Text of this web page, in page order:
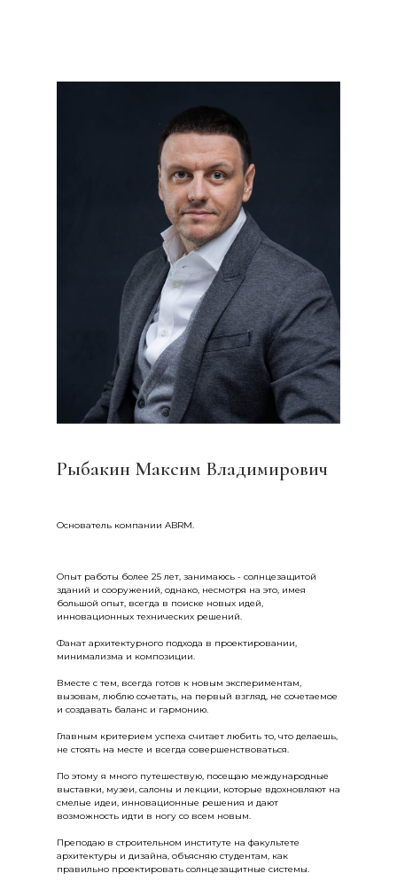
Опыт работы более 25 лет, занимаюсь - солнцезащитой
зданий и сооружений, однако, несмотря на это, имея
большой опыт, всегда в поиске новых идей,
инновационных технических решений.
Фанат архитектурного подхода в проектировании,
минимализма и композиции.
Вместе с тем, всегда готов к новым экспериментам,
вызовам, люблю сочетать, на первый взгляд, не сочетаемое
и создавать баланс и гармонию.
Главным критерием успеха считает любить то, что делаешь,
не стоять на месте и всегда совершенствоваться.
По этому я много путешествую, посещаю международные
выставки, музеи, салоны и лекции, которые вдохновляют на
смелые идеи, инновационные решения и дают
возможность идти в ногу со всем новым.
Преподаю в строительном институте на факультете
архитектуры и дизайна, объясняю студентам, как
правильно проектировать солнцезащитные системы.
Рыбакин Максим Владимирович
Основатель компании ABRM.